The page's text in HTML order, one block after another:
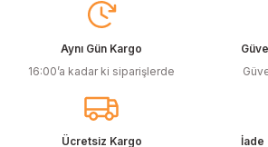
istiyorsunuz? O halde muadil toner
Muadil toner ürünlerimiz, orijinal kalitesine en
sunacak şekilde test edilmiştir. Böylece,
vermeden bütçenizi koruyabilirsiniz. Özellikle
baskılar yapan işletmeler için muadil toner,
akıllı yollarından biri!
Orjinal Kartuşun Önemi
Aynı Gün Kargo
16:00’a kadar ki siparişlerde
Ücretsiz Kargo
İade